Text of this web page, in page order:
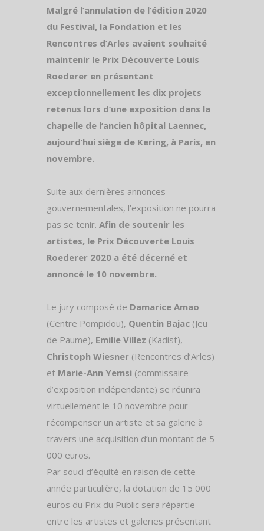
Malgré l’annulation de l’édition 2020
du Festival, la Fondation et les
Rencontres d’Arles avaient souhaité
maintenir le Prix Découverte Louis
Roederer en présentant
exceptionnellement les dix projets
retenus lors d’une exposition dans la
chapelle de l’ancien hôpital Laennec,
aujourd’hui siège de Kering, à Paris, en
novembre.
Suite aux dernières annonces
gouvernementales, l’exposition ne pourra
pas se tenir. Afin de soutenir les
artistes, le Prix Découverte Louis
Roederer 2020 a été décerné et
annoncé le 10 novembre.
Le jury composé de Damarice Amao
(Centre Pompidou), Quentin Bajac (Jeu
de Paume), Emilie Villez (Kadist),
Christoph Wiesner (Rencontres d’Arles)
et Marie-Ann Yemsi (commissaire
d’exposition indépendante) se réunira
virtuellement le 10 novembre pour
récompenser un artiste et sa galerie à
travers une acquisition d’un montant de 5
000 euros.
Par souci d’équité en raison de cette
année particulière, la dotation de 15 000
euros du Prix du Public sera répartie
entre les artistes et galeries présentant